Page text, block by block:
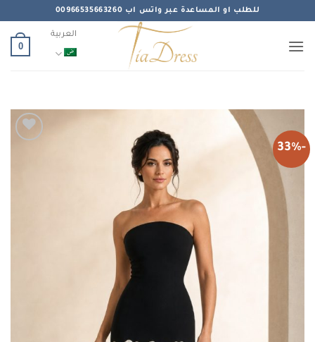
للطلب او المساعدة عبر واتس اب 00966535663260
العربية
0
-33%